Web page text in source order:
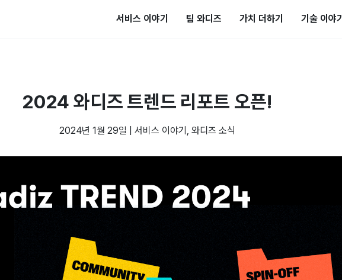
서비스 이야기 팀 와디즈 가치 더하기 기술 이야기
2024 와디즈 트렌드 리포트 오픈!
2024년 1월 29일 서비스 이야기 , 와디즈 소식